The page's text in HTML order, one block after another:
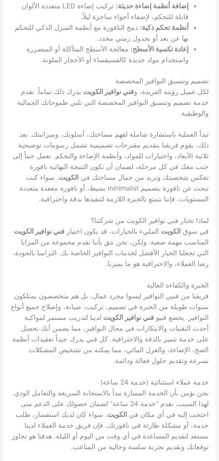
إضافة أنظمة إضاءة حديثة:
تركيب إضاءة LED متعددة الألوان
قابلة للتحكم، لإضفاء أجواء ساحرة ليلاً.
أنظمة تحكم ذكية: دمج النافورة مع أنظمة المنزل الذكي للتحكم
بها عن بعد أو بجدول زمني محدد.
إعادة تكسية الأسطح: معالجة الأسطح المتآكلة أو المتضررة
واستخدام مواد جديدة كالفسيفساء أو الأحجار الملونة.
تصميم وتنسيق النوافير المخصصة
لكل عميل رؤيته الفريدة، وفني نوافير الكويت يدرك ذلك تماماً. نقدم
خدمة تصميم وتنسيق النوافير المخصصة التي تلبي طموحاتك الجمالية
والوظيفية.
تبدأ العملية باستشارة شاملة لفهم مساحتك، أسلوبك، وميزانيتك. بعد
ذلك، يقوم فريقنا بتقديم مقترحات تصميمية تشمل رسومات توضيحية
ثلاثية الأبعاد، واختيارات للمواد، وأنظمة الإضاءة والتحكم. نعمل جنباً إلى
جنب معك في كل مرحلة، لضمان أن تكون النتيجة النهائية نافورة
تعكس شخصيتك وتزيد من جمال مساحتك في الكويت. سواء كنت
تبحث عن نافورة بتصميم minimalist بسيط، أو نافورة معقدة متعددة
المستويات، فإننا نتمتع بالخبرة اللازمة لتنفيذها بدقة واحترافية.
لماذا تختار فني نوافير الكويت من شركتنا؟
في سوق الكويت المليء بالخيارات، قد يكون اختيارفني نوافير الكويت
المناسب مهمة صعبة. ولكن، نحن نثق بأننا نقدم مجموعة من المزايا
التي تجعلنا الخيار الأفضل لخدمات النوافير الخاصة بك. التزامنا بالجودة،
رضا العملاء، والاحترافية هو ما يميزنا.
الخبرة والكفاءة العالية
فريقنا من فنيي النوافير ليسوا مجرد عمال، بل هم متخصصون يمتلكون
سنوات طويلة من الخبرة في تصميم، تركيب، صيانة، وإصلاح جميع أنواع
النوافير. يخضع فنيوفني نوافير الكويت لدينا لتدريب مستمر لمواكبة
أحدث التقنيات والابتكارات في مجال النوافير، مما يضمن أنك تحصل
على خدمة تتميز بالدقة والاحترافية. كل فني يدرك جيداً تعقيدات أنظمة
الضخ، الإضاءة، والعزل المائي، مما يمكنه من تشخيص المشكلات
بسرعة وتقديم حلول فعالة ودائمة.
خدمة عملاء استثنائية (خدمة 24 ساعة)
نحن نؤمن بأن الخدمة الممتازة تبدأ بالاستجابة السريعة والتعامل الودي.
لهذا السبب، نقدم “خدمة 24 ساعة” لضمان حصولك على الدعم متى
احتجت إليه في أي مكان في الكويت. سواء كان لديك استفسار، طلب
خدمة، أو مشكلة طارئة في نافورتك، فإن فريق خدمة العملاء لدينا
مستعد لتقديم المساعدة في أي وقت من اليوم أو الليلة. هدفنا هو تجاوز
توقعاتك وتقديم تجربة سلسة وخالية من المتاعب.